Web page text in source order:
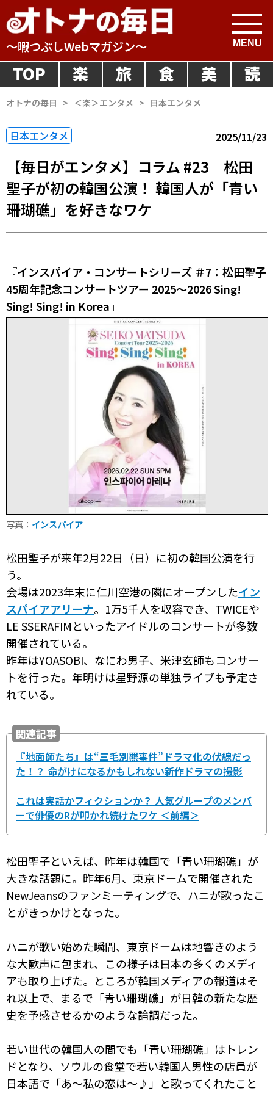
～暇つぶしWebマガジン～
TOP 楽 旅 食 美 読
オトナの毎日 > ＜楽＞エンタメ > 日本エンタメ
日本エンタメ 2025/11/23
【毎日がエンタメ】コラム #23 松田
聖子が初の韓国公演！ 韓国人が「青い
珊瑚礁」を好きなワケ
『インスパイア・コンサートシリーズ ＃7：松田聖子
45周年記念コンサートツアー 2025～2026 Sing!
Sing! Sing! in Korea』
写真： インスパイア
松田聖子が来年2月22日（日）に初の韓国公演を行
う。
会場は2023年末に仁川空港の隣にオープンしたイン
スパイアアリーナ。1万5千人を収容でき、TWICEや
LE SSERAFIMといったアイドルのコンサートが多数
開催されている。
昨年はYOASOBI、なにわ男子、米津玄師もコンサー
トを行った。年明けは星野源の単独ライブも予定さ
れている。
関連記事
『地面師たち』は“三毛別羆事件”ドラマ化の伏線だっ
た！？ 命がけになるかもしれない新作ドラマの撮影
これは実話かフィクションか？ 人気グループのメンバ
ーで俳優のRが叩かれ続けたワケ ＜前編＞
松田聖子といえば、昨年は韓国で「青い珊瑚礁」が
大きな話題に。昨年6月、東京ドームで開催された
NewJeansのファンミーティングで、ハニが歌ったこ
とがきっかけとなった。
ハニが歌い始めた瞬間、東京ドームは地響きのよう
な大歓声に包まれ、この様子は日本の多くのメディ
アも取り上げた。ところが韓国メディアの報道はそ
れ以上で、まるで「青い珊瑚礁」が日韓の新たな歴
史を予感させるかのような論調だった。
若い世代の韓国人の間でも「青い珊瑚礁」はトレン
ドとなり、ソウルの食堂で若い韓国人男性の店員が
日本語で「あ～私の恋は～♪」と歌ってくれたこと